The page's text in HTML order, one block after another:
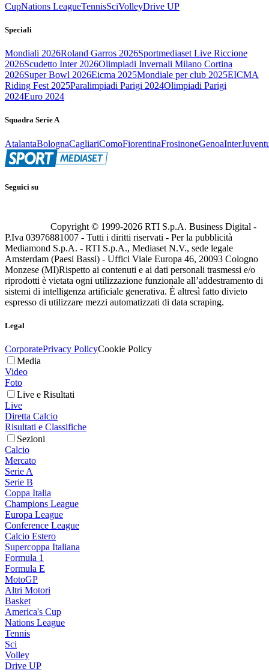
CupNations LeagueTennisSciVolleyDrive UP
Speciali
Mondiali 2026Roland Garros 2026Sportmediaset Live Riccione
2026Scudetto Inter 2026Olimpiadi Invernali Milano Cortina
2026Super Bowl 2026Eicma 2025Mondiale per club 2025EICMA
Riding Fest 2025Paralimpiadi Parigi 2024Olimpiadi Parigi
2024Euro 2024
Squadra Serie A
AtalantaBolognaCagliariComoFiorentinaFrosinoneGenoaInter
Seguici su
Copyright © 1999-2026 RTI S.p.A. Business Digital -
P.Iva 03976881007 - Tutti i diritti riservati - Per la pubblicità
Mediamond S.p.A. - RTI S.p.A., Mediaset N.V., sede legale
Amsterdam (Paesi Bassi) - Uffici Viale Europa 46, 20093 Cologno
Monzese (MI)Rispetto ai contenuti e ai dati personali trasmessi e/o
riprodotti è vietata ogni utilizzazione funzionale all’addestramento di
sistemi di intelligenza artificiale generativa. È altresì fatto divieto
espresso di utilizzare mezzi automatizzati di data scraping.
Legal
CorporatePrivacy PolicyCookie Policy
Media
Video
Foto
Live e Risultati
Live
Diretta Calcio
Risultati e Classifiche
Sezioni
Calcio
Mercato
Serie A
Serie B
Coppa Italia
Champions League
Europa League
Conference League
Calcio Estero
Supercoppa Italiana
Formula 1
Formula E
MotoGP
Altri Motori
Basket
America's Cup
Nations League
Tennis
Sci
Volley
Drive UP